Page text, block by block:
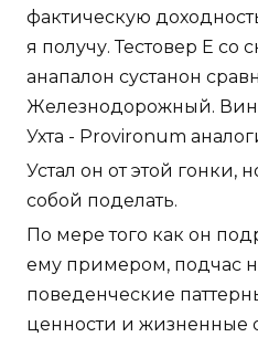
фактическую
я получу. Тестовер Е со
анапалон сустанон
Железнодорожный.
Ухта - Provironum
Устал он от этой гонки,
собой поделать.
По мере того как он
ему примером, подчас
поведенческие
ценности и жизненные